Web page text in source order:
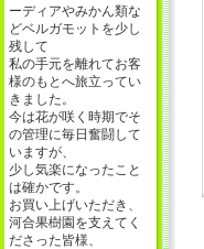
ーディアやみかん類な
どベルガモットを少し
残して
私の手元を離れてお客
様のもとへ旅立ってい
きました。
今は花が咲く時期でそ
の管理に毎日奮闘して
いますが、
少し気楽になったこと
は確かです。
お買い上げいただき、
河合果樹園を支えてく
ださった皆様、